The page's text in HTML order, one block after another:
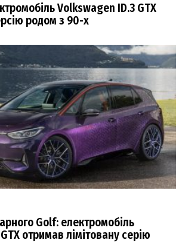
Volkswagen ID.3 GTX
родом з 90-х
Golf: електромобіль
отримав лімітовану серію